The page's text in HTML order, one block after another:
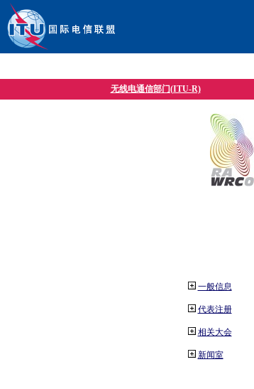
无线电通信部门(ITU-R)
一般信息
代表注册
相关大会
新闻室